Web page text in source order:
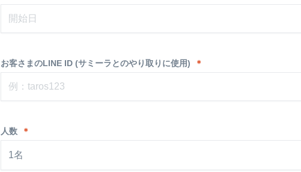
お客さまのLINE ID (サミーラとのやり取りに使用) ＊
人数 ＊
1名